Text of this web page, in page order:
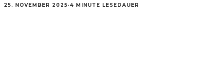
25. NOVEMBER 2025·4 MINUTE LESEDAUER